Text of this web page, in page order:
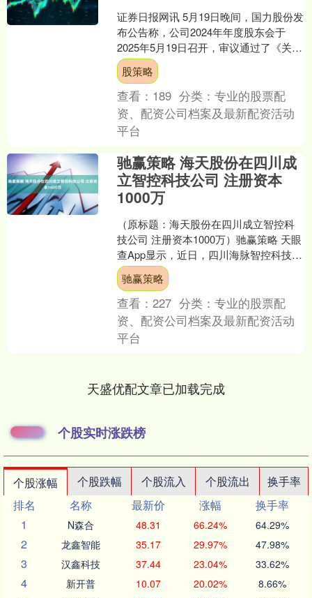
证券日报网讯 5月19日晚间，国力股份发
布公告称，公司2024年年度股东会于
2025年5月19日召开，审议通过了《关于
公司2024年度董事会工作报告的议案》
等多....
股策略
查看： 189 分类：专业的股票配
资、配资公司档案及最新配资活动
平台
驰赢策略 海天股份在四川成
立智控科技公司 注册资本
1000万
（原标题：海天股份在四川成立智控科
技公司 注册资本1000万）驰赢策略 天眼
查App显示，近日，四川海脉智控科技有
限公司成立，法定代表人为费俊杰，注
册资本100....
驰赢策略
查看：227 分类：专业的股票配
资、配资公司档案及最新配资活动
平台
天盛优配文章已加载完成
个股实时涨跌榜
个股涨幅 个股跌幅 个股流入 个股流出
换手率
排名
名称 最新价 涨幅
换手率
1
N森合 48.31 66.24% 64.29%
2 龙鑫智能 35.17 29.97% 47.98%
3 汉鑫科技 37.44 23.04% 33.62%
4 新开普 10.07 20.02% 8.66%